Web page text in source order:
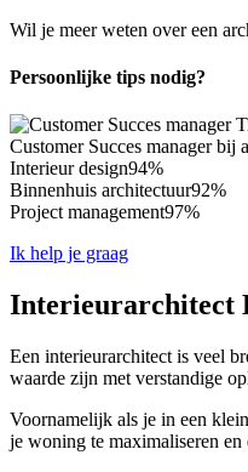
Wil je meer weten over een
Persoonlijke tips nodig?
Customer Succes manager bij
Interieur design94%
Binnenhuis architectuur92%
Project management97%
Ik help je graag
Interieurarchitect
Een interieurarchitect is veel
waarde zijn met verstandige
Voornamelijk als je in een
je woning te maximaliseren